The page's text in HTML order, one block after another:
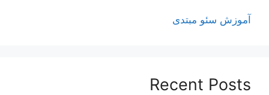
آموزش سئو مبتدی
Recent Posts